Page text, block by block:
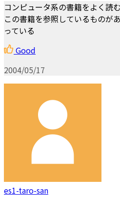
コンピュータ系の書籍をよく読む
この書籍を参照しているものが
っている
Good
2004/05/17
es1-taro-san